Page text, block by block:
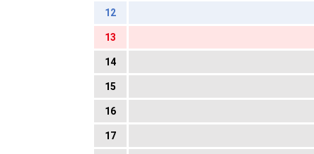
12
13
14
15
16
17